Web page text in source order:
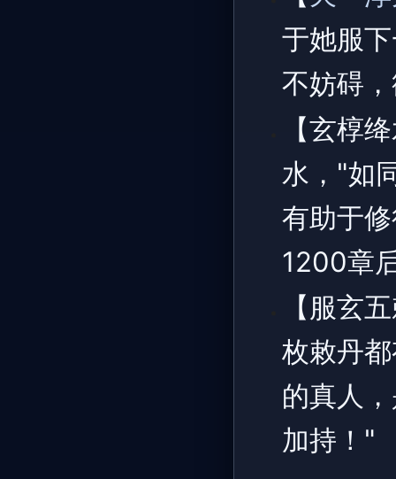
于她服
不妨碍
【玄椁
水，"如
有助于
1200章
【服玄
枚敕丹
的真人
加持！"